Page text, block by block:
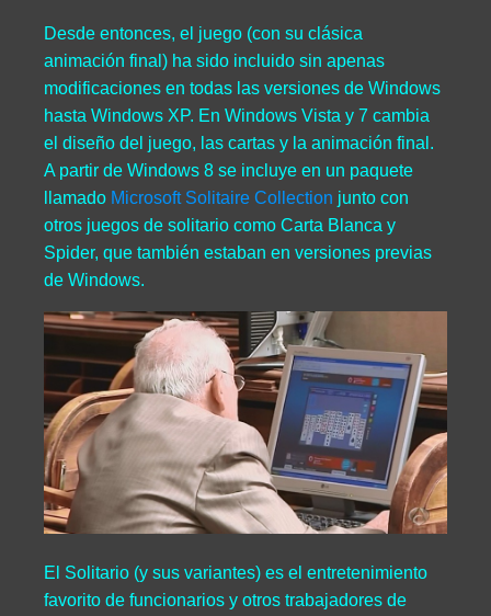
Desde entonces, el juego (con su clásica
animación final) ha sido incluido sin apenas
modificaciones en todas las versiones de Windows
hasta Windows XP. En Windows Vista y 7 cambia
el diseño del juego, las cartas y la animación final.
A partir de Windows 8 se incluye en un paquete
llamado Microsoft Solitaire Collection junto con
otros juegos de solitario como Carta Blanca y
Spider, que también estaban en versiones previas
de Windows.
El Solitario (y sus variantes) es el entretenimiento
favorito de funcionarios y otros trabajadores de